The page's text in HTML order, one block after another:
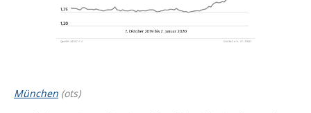
München (ots)